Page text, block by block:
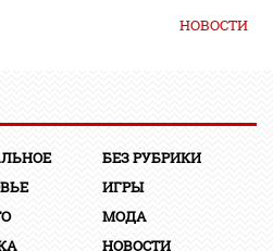
НОВОСТИ
БЕЗ РУБРИКИ
ИГРЫ
МОДА
НОВОСТИ